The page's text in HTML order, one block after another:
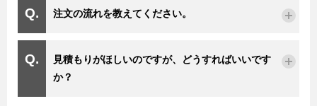
注文の流れを教えてください。
見積もりがほしいのですが、どうすればいいです
か？